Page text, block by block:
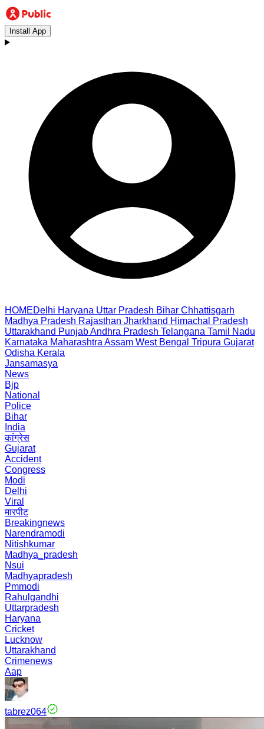
Install App
HOMEDelhi Haryana Uttar Pradesh Bihar Chhattisgarh
Madhya Pradesh Rajasthan Jharkhand Himachal Pradesh
Uttarakhand PunjabAndhra Pradesh Telangana Tamil Nadu
Karnataka Maharashtra Assam West Bengal Tripura Gujarat
Odisha Kerala
Jansamasya
News
Bjp
National
Police
Bihar
India
कांग्रेस
Gujarat
Accident
Congress
Modi
Delhi
Viral
मारपीट
Breakingnews
Narendramodi
Nitishkumar
Madhya_pradesh
Nsui
Madhyapradesh
Pmmodi
Rahulgandhi
Uttarpradesh
Haryana
Cricket
Lucknow
Uttarakhand
Crimenews
Aap
tabrez064